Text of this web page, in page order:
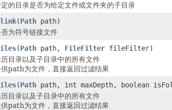
的目录是否为给定文件或文件夹的子目录
(Path path)
为符号链接文件
(Path path, FileFilter fileFilter)
目录以及子目录中的所有文件
path为文件，直接返回过滤结果
(Path path, int maxDepth, boolean
目录以及子目录中的所有文件
path为文件，直接返回过滤结果